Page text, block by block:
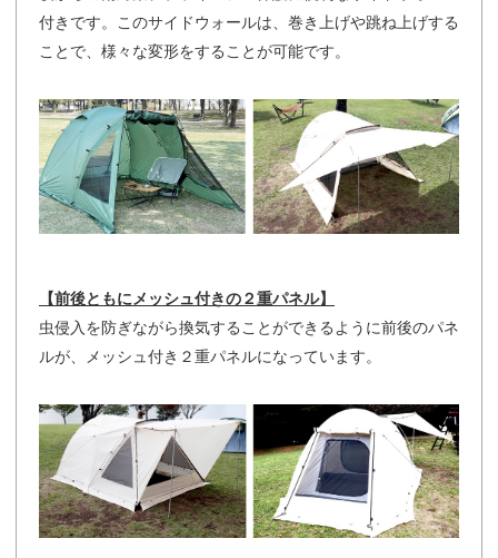
付きです。このサイドウォールは、巻き上げや跳ね上げする
ことで、様々な変形をすることが可能です。
【前後ともにメッシュ付きの２重パネル】
虫侵入を防ぎながら換気することができるように前後のパネ
ルが、メッシュ付き２重パネルになっています。